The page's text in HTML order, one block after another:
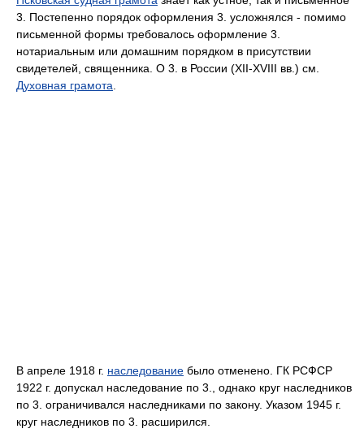
3. Постепенно порядок оформления 3. усложнялся - помимо
письменной формы требовалось оформление 3.
нотариальным или домашним порядком в присутствии
свидетелей, священника. О 3. в России (XII-XVIII вв.) см.
Духовная грамота
В апреле 1918 г. наследование было отменено. ГК РСФСР
1922 г. допускал наследование по 3., однако круг наследников
по 3. ограничивался наследниками по закону. Указом 1945 г.
круг наследников по 3. расширился.